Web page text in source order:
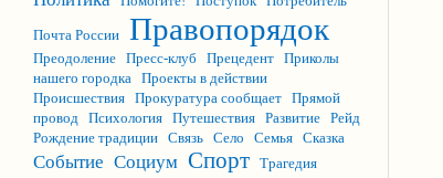
Почта России Правопорядок
Преодоление Пресс-клуб Прецедент Приколы
нашего городка Проекты в действии
Происшествия Прокуратура сообщает Прямой
провод Психология Путешествия Развитие Рейд
Рождение традиции Связь Село Семья Сказка
Событие Социум Спорт Трагедия